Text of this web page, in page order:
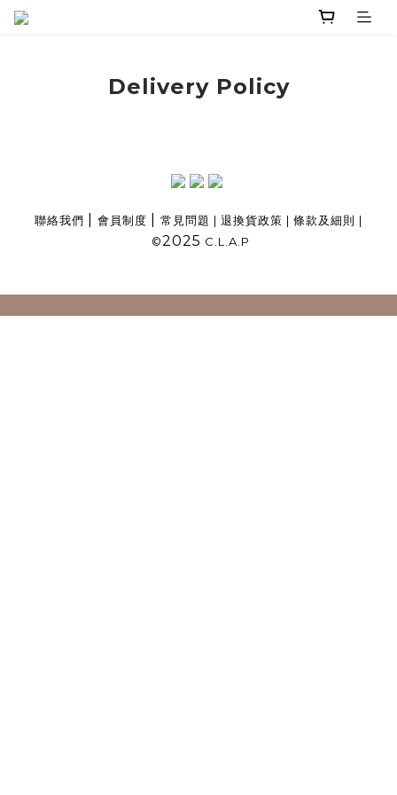
Delivery Policy
聯絡我們 會員制度 常見問題 | 退換貨政策 | 條款及細則 |
©2025 C.L.A.P